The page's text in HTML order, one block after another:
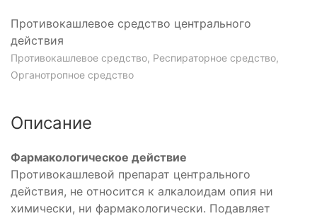
Противокашлевое средство центрального
действия
Противокашлевое средство, Респираторное средство,
Органотропное средство
Описание
Фармакологическое действие
Противокашлевой препарат центрального
действия, не относится к алкалоидам опия ни
химически, ни фармакологически. Подавляет